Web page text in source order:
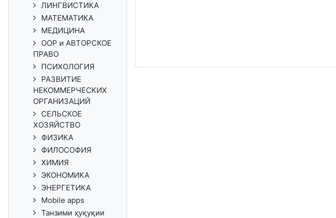
ЛИНГВИСТИКА
МАТЕМАТИКА
МЕДИЦИНА
ООР и АВТОРСКОЕ
ПРАВО
ПСИХОЛОГИЯ
РАЗВИТИЕ
НЕКОММЕРЧЕСКИХ
ОРГАНИЗАЦИЙ
СЕЛЬСКОЕ
ХОЗЯЙСТВО
ФИЗИКА
ФИЛОСОФИЯ
ХИМИЯ
ЭКОНОМИКА
ЭНЕРГЕТИКА
Mobile apps
Танзими ҳуқуқии